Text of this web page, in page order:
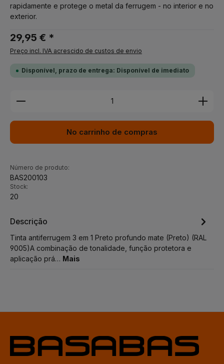
rapidamente e protege o metal da ferrugem - no interior e no
exterior.
29,95 € *
Preço incl. IVA acrescido de custos de envio
Disponível, prazo de entrega: Disponível de imediato
Quantidade do Produto: Insira a quantidade
No carrinho de compras
Número de produto:
BAS200103
Stock:
20
Descrição
Tinta antiferrugem 3 em 1 Preto profundo mate (Preto) (RAL
9005)A combinação de tonalidade, função protetora e
aplicação prá… Mais